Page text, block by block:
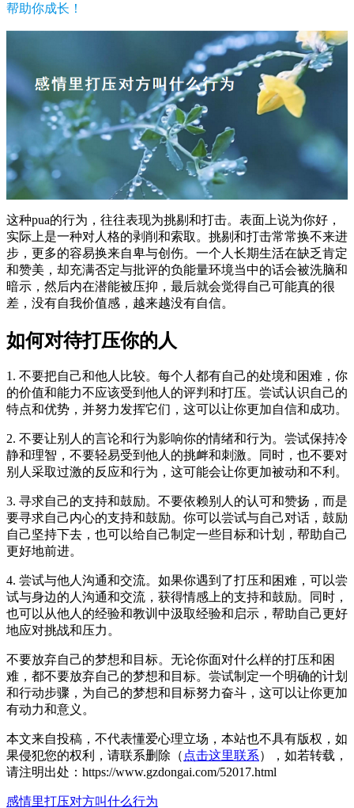
帮助你成长！
这种pua的行为，往往表现为挑剔和打击。表面上说为你好，
实际上是一种对人格的剥削和索取。挑剔和打击常常换不来进
步，更多的容易换来自卑与创伤。一个人长期生活在缺乏肯定
和赞美，却充满否定与批评的负能量环境当中的话会被洗脑和
暗示，然后内在潜能被压抑，最后就会觉得自己可能真的很
差，没有自我价值感，越来越没有自信。
如何对待打压你的人
1. 不要把自己和他人比较。每个人都有自己的处境和困难，你
的价值和能力不应该受到他人的评判和打压。尝试认识自己的
特点和优势，并努力发挥它们，这可以让你更加自信和成功。
2. 不要让别人的言论和行为影响你的情绪和行为。尝试保持冷
静和理智，不要轻易受到他人的挑衅和刺激。同时，也不要对
别人采取过激的反应和行为，这可能会让你更加被动和不利。
3. 寻求自己的支持和鼓励。不要依赖别人的认可和赞扬，而是
要寻求自己内心的支持和鼓励。你可以尝试与自己对话，鼓励
自己坚持下去，也可以给自己制定一些目标和计划，帮助自己
更好地前进。
4. 尝试与他人沟通和交流。如果你遇到了打压和困难，可以尝
试与身边的人沟通和交流，获得情感上的支持和鼓励。同时，
也可以从他人的经验和教训中汲取经验和启示，帮助自己更好
地应对挑战和压力。
不要放弃自己的梦想和目标。无论你面对什么样的打压和困
难，都不要放弃自己的梦想和目标。尝试制定一个明确的计划
和行动步骤，为自己的梦想和目标努力奋斗，这可以让你更加
有动力和意义。
本文来自投稿，不代表懂爱心理立场，本站也不具有版权，如
果侵犯您的权利，请联系删除（ 点击这里联系），如若转载，
请注明出处：https://www.gzdongai.com/52017.html
感情里打压对方叫什么行为